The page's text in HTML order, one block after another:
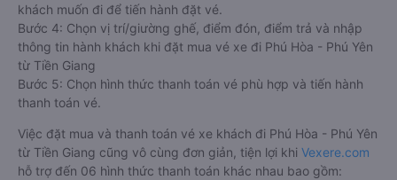
khách muốn đi để tiến hành đặt vé.
Bước 4: Chọn vị trí/giường ghế, điểm đón, điểm trả và nhập
thông tin hành khách khi đặt mua vé xe đi Phú Hòa - Phú Yên
từ Tiền Giang
Bước 5: Chọn hình thức thanh toán vé phù hợp và tiến hành
thanh toán vé.
Việc đặt mua và thanh toán vé xe khách đi Phú Hòa - Phú Yên
từ Tiền Giang cũng vô cùng đơn giản, tiện lợi khi Vexere.com
hỗ trợ đến 06 hình thức thanh toán khác nhau bao gồm: